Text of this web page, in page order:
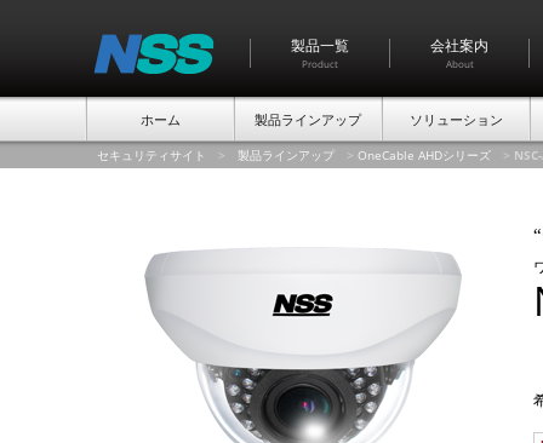
製品一覧
Product
会社案内
About
ホーム 製品ラインアップ ソリューション
セキュリティサイト > 製品ラインアップ > OneCable AHDシリーズ >
“